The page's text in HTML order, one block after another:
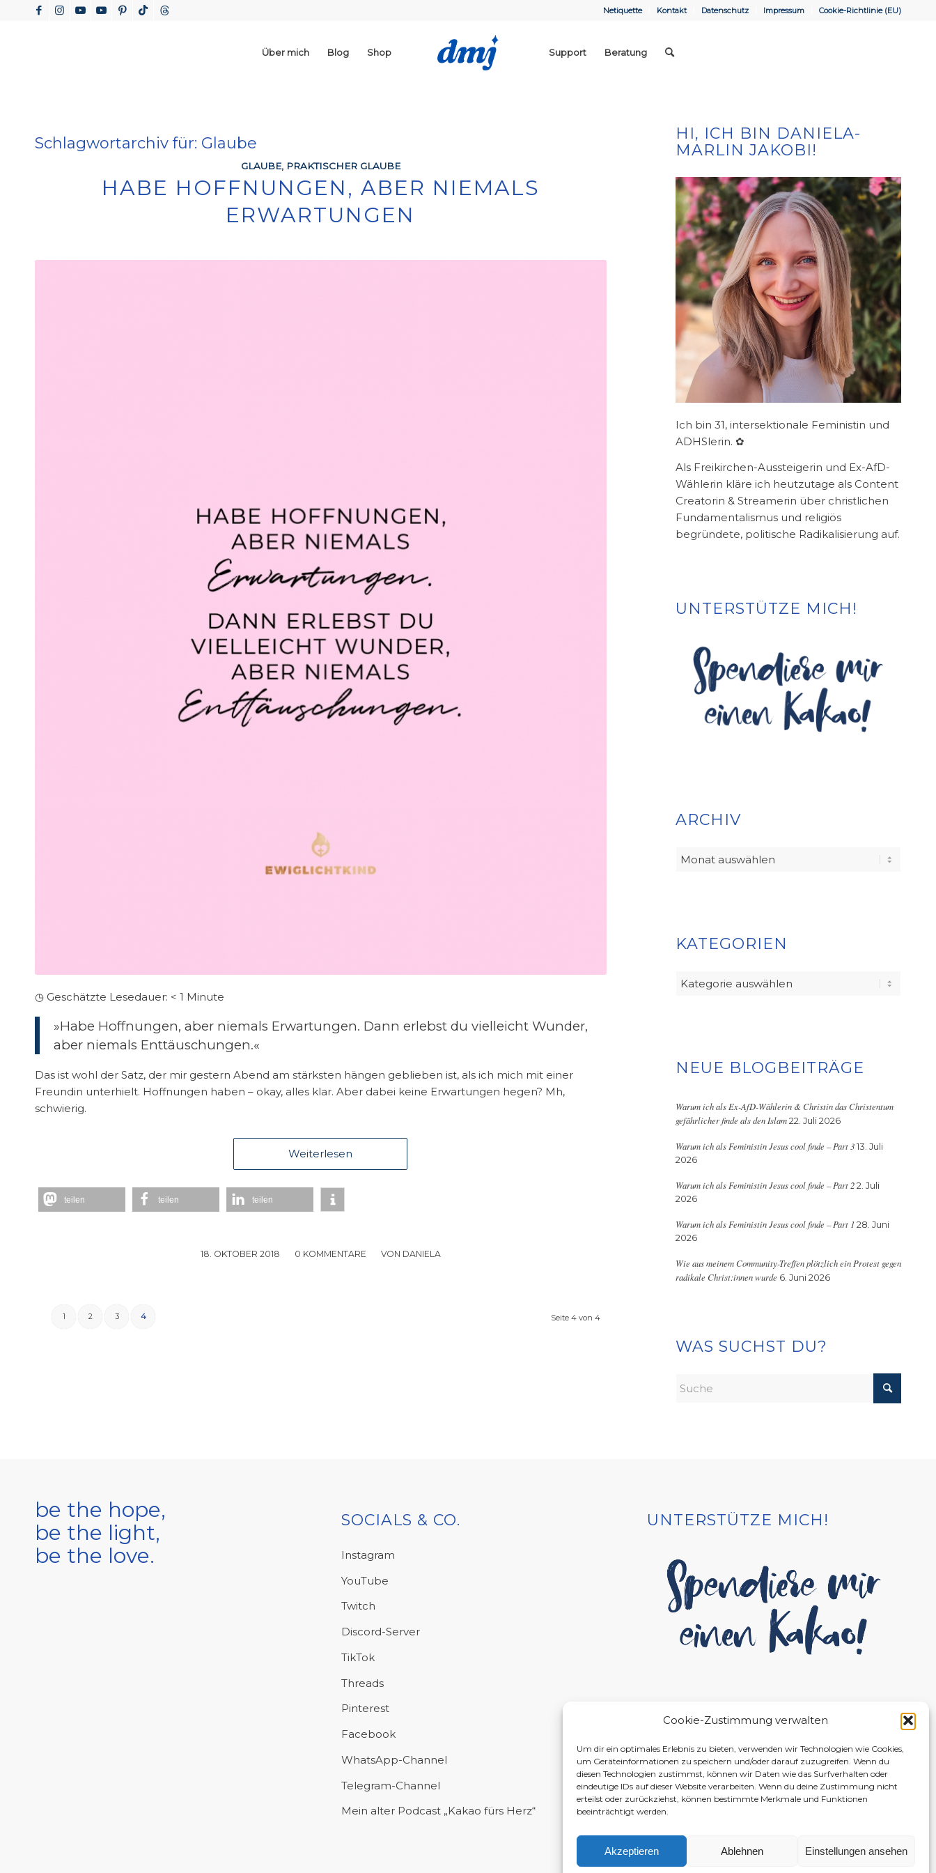
Cookie-Zustimmung verwalten
Um dir ein optimales Erlebnis zu bieten, verwenden wir Technologien wie Cookies,
um Geräteinformationen zu speichern und/oder darauf zuzugreifen. Wenn du
diesen Technologien zustimmst, können wir Daten wie das Surfverhalten oder
eindeutige IDs auf dieser Website verarbeiten. Wenn du deine Zustimmung nicht
erteilst oder zurückziehst, können bestimmte Merkmale und Funktionen
beeinträchtigt werden.
Akzeptieren Ablehnen Einstellungen ansehen
Netiquette Kontakt Datenschutz Impressum Cookie-Richtlinie (EU)
Über mich Blog Shop Support Beratung
Schlagwortarchiv für: Glaube
GLAUBE, PRAKTISCHER GLAUBE
HABE HOFFNUNGEN, ABER NIEMALS
ERWARTUNGEN
◷ Geschätzte Lesedauer: < 1 Minute
»Habe Hoffnungen, aber niemals Erwartungen. Dann erlebst du vielleicht Wunder,
aber niemals Enttäuschungen.«
Das ist wohl der Satz, der mir gestern Abend am stärksten hängen geblieben ist, als ich mich mit einer
Freundin unterhielt. Hoffnungen haben – okay, alles klar. Aber dabei keine Erwartungen hegen? Mh,
schwierig.
Weiterlesen
teilen teilen teilen
18. OKTOBER 2018
/ 0 KOMMENTARE
/ VON DANIELA
Seite 4 von 4
1 2 3 4
HI, ICH BIN DANIELA-
MARLIN JAKOBI!
Ich bin 31, intersektionale Feministin und
ADHSlerin. ✿
Als Freikirchen-Aussteigerin und Ex-AfD-
Wählerin kläre ich heutzutage als Content
Creatorin & Streamerin über christlichen
Fundamentalismus und religiös
begründete, politische Radikalisierung auf.
UNTERSTÜTZE MICH!
ARCHIV
KATEGORIEN
Kategorien
NEUE BLOGBEITRÄGE
Warum ich als Ex-AfD-Wählerin & Christin das Christentum
gefährlicher finde als den Islam 22. Juli 2026
Warum ich als Feministin Jesus cool finde – Part 3 13. Juli
2026
Warum ich als Feministin Jesus cool finde – Part 2 2. Juli
2026
Warum ich als Feministin Jesus cool finde – Part 1 28. Juni
2026
Wie aus meinem Community-Treffen plötzlich ein Protest gegen
radikale Christ:innen wurde 6. Juni 2026
WAS SUCHST DU?
be the hope,
be the light,
be the love.
SOCIALS & CO.
Instagram
YouTube
Twitch
Discord-Server
TikTok
Threads
Pinterest
Facebook
WhatsApp-Channel
Telegram-Channel
Mein alter Podcast „Kakao fürs Herz“
UNTERSTÜTZE MICH!